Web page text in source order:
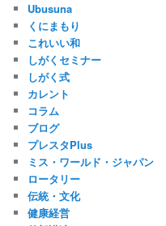
Ubusuna
くにまもり
これいい和
しがくセミナー
しがく式
カレント
コラム
ブログ
プレスタPlus
ミス・ワールド・ジャパン
ロータリー
伝統・文化
健康経営